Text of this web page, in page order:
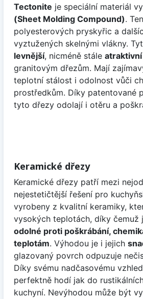
Tectonite je speciální materiál
(Sheet Molding Compound).
polyesterových pryskyřic a
vyztužených skelnými vlákny.
levnější, nicméně stále
granitovým dřezům. Mají
teplotní stálost i odolnost vůči
prostředkům. Díky patentované
tyto dřezy odolají i otěru a
Keramické dřezy
Keramické dřezy patří mezi
nejestetičtější řešení pro
vyrobeny z kvalitní keramiky,
vysokých teplotách, díky čemuž
odolné proti poškrábání,
teplotám. Výhodou je i jejich
glazovaný povrch odpuzuje
Díky svému nadčasovému
perfektně hodí jak do
kuchyní. Nevýhodou může být